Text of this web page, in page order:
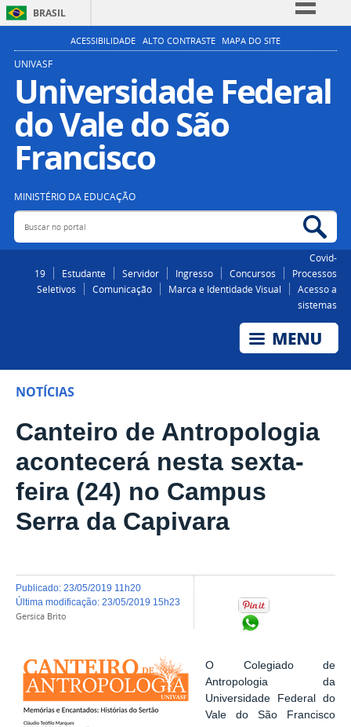
BRASIL
Simplifique!
Participe
Acesso à informação
Legislação
ACESSIBILIDADE ALTO CONTRASTE MAPA DO SITE
UNIVASF
Universidade Federal
do Vale do São
Francisco
MINISTÉRIO DA EDUCAÇÃO
Buscar no portal
Covid-
19
Estudante Servidor Ingresso Concursos
Processos
Seletivos
Comunicação Marca e Identidade Visual
Acesso a
sistemas
NOTÍCIAS
Canteiro de Antropologia
acontecerá nesta sexta-
feira (24) no Campus
Serra da Capivara
publicado: 23/05/2019 11h20
última modificação: 23/05/2019 15h23
Gersica Brito
O Colegiado de
Antropologia da
Universidade Federal do
Vale do São Francisco